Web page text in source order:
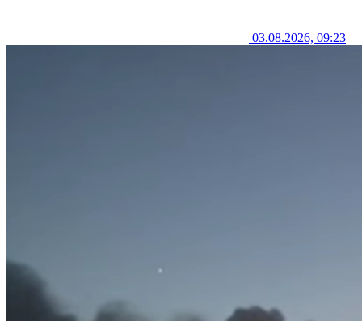
03.08.2026, 09:23